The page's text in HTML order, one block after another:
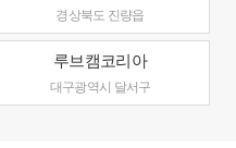
경상북도 진량읍
루브캠코리아
대구광역시 달서구